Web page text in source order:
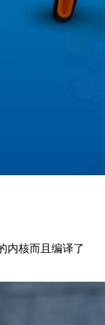
内核而且编译了